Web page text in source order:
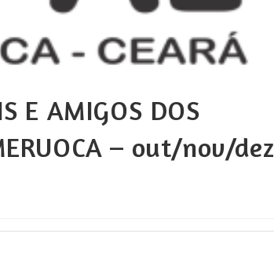
E AMIGOS DOS
– out/nov/dez